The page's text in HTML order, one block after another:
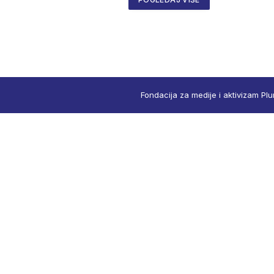
Fondacija za medije i aktivizam